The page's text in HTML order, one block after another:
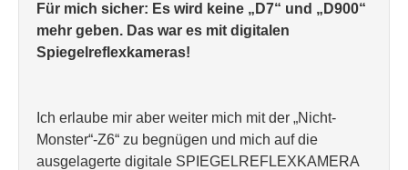
Für mich sicher: Es wird keine „D7“ und „D900“
mehr geben. Das war es mit digitalen
Spiegelreflexkameras!
Ich erlaube mir aber weiter mich mit der „Nicht-
Monster“-Z6“ zu begnügen und mich auf die
ausgelagerte digitale SPIEGELREFLEXKAMERA